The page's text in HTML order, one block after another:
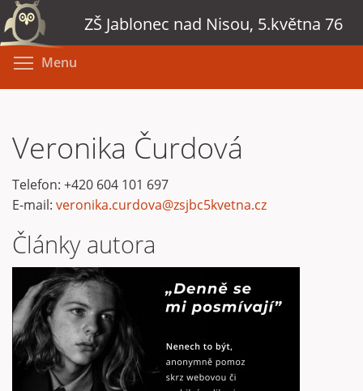
Přejít
k
hlavnímu
obsahu
ZŠ Jablonec nad Nisou, 5.května 76
Menu
Veronika Čurdová
Telefon: +420 604 101 697
E-mail: veronika.curdova@zsjbc5kvetna.cz
Články autora